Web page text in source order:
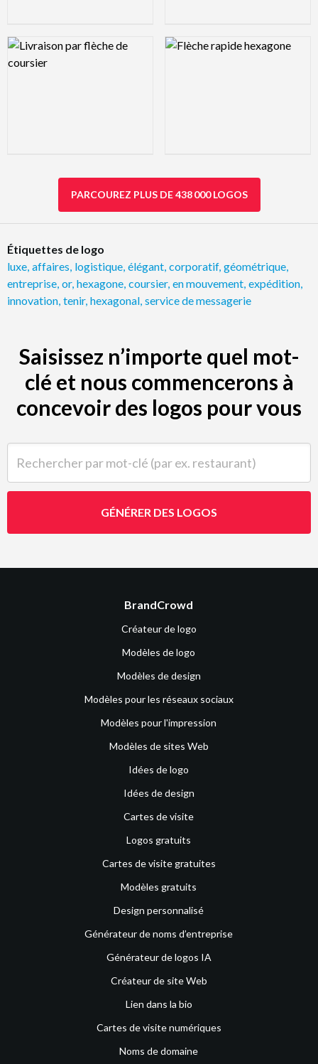
Logo Preview Image Logo Preview Image
PARCOUREZ PLUS DE 438 000 LOGOS
Étiquettes de logo
luxe affaires logistique élégant corporatif, géométrique
entreprise or, hexagone coursier, en mouvement expédition
innovation tenir, hexagonal service de messagerie
Saisissez n’importe quel mot-
clé et nous commencerons à
concevoir des logos pour vous
GÉNÉRER DES LOGOS
BrandCrowd
Créateur de logo
Modèles de logo
Modèles de design
Modèles pour les réseaux sociaux
Modèles pour l'impression
Modèles de sites Web
Idées de logo
Idées de design
Cartes de visite
Logos gratuits
Cartes de visite gratuites
Modèles gratuits
Design personnalisé
Générateur de noms d’entreprise
Générateur de logos IA
Créateur de site Web
Lien dans la bio
Cartes de visite numériques
Noms de domaine